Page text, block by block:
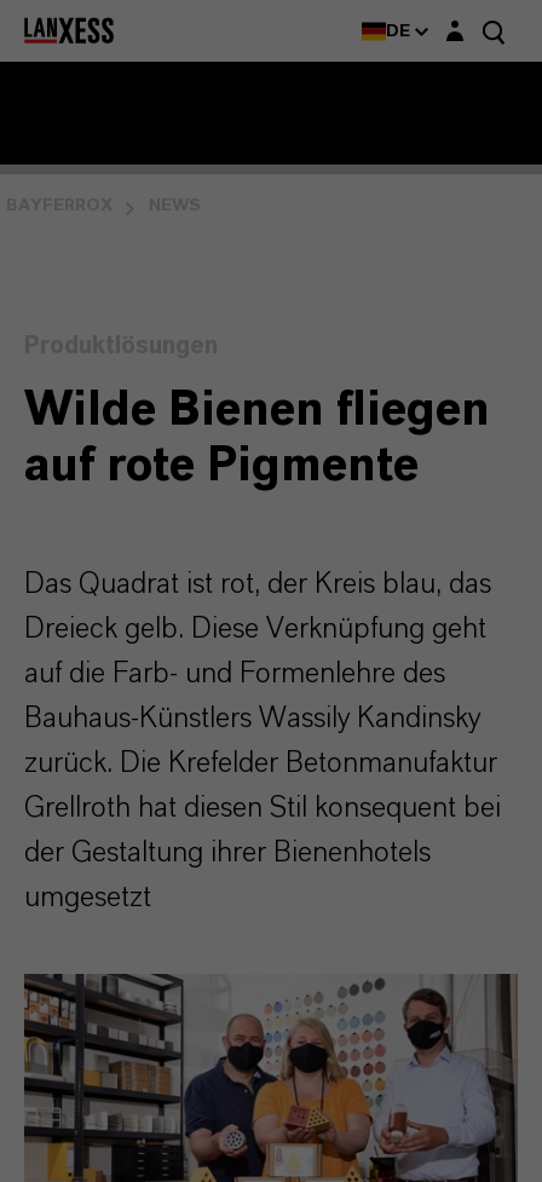
DE Login-Maske
Wilde Bienen fliegen
auf rote Pigmente
Das Quadrat ist rot, der Kreis blau, das
Dreieck gelb. Diese Verknüpfung geht
auf die Farb- und Formenlehre des
Bauhaus-Künstlers Wassily Kandinsky
zurück. Die Krefelder Betonmanufaktur
Grellroth hat diesen Stil konsequent bei
der Gestaltung ihrer Bienenhotels
umgesetzt